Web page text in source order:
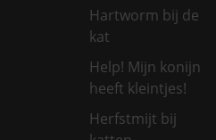
Hartworm bij de
kat
Help! Mijn konijn
heeft kleintjes!
Herfstmijt bij